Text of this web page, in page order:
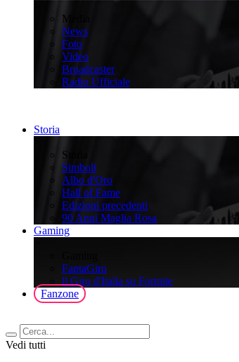
Media
News
Foto
Video
Broadcaster
Radio Ufficiale
Storia
Storia
Simboli
Albo d'Oro
Hall of Fame
Edizioni precedenti
90 Anni Maglia Rosa
Gaming
FantaGiro
ll Giro d'Italia su Fortnite
Fanzone
Vedi tutti